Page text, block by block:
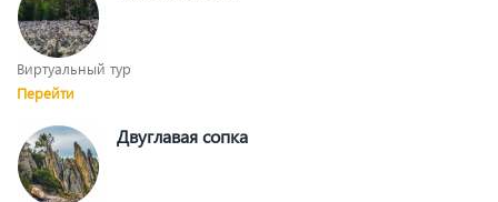
Виртуальный тур
Перейти
Двуглавая сопка